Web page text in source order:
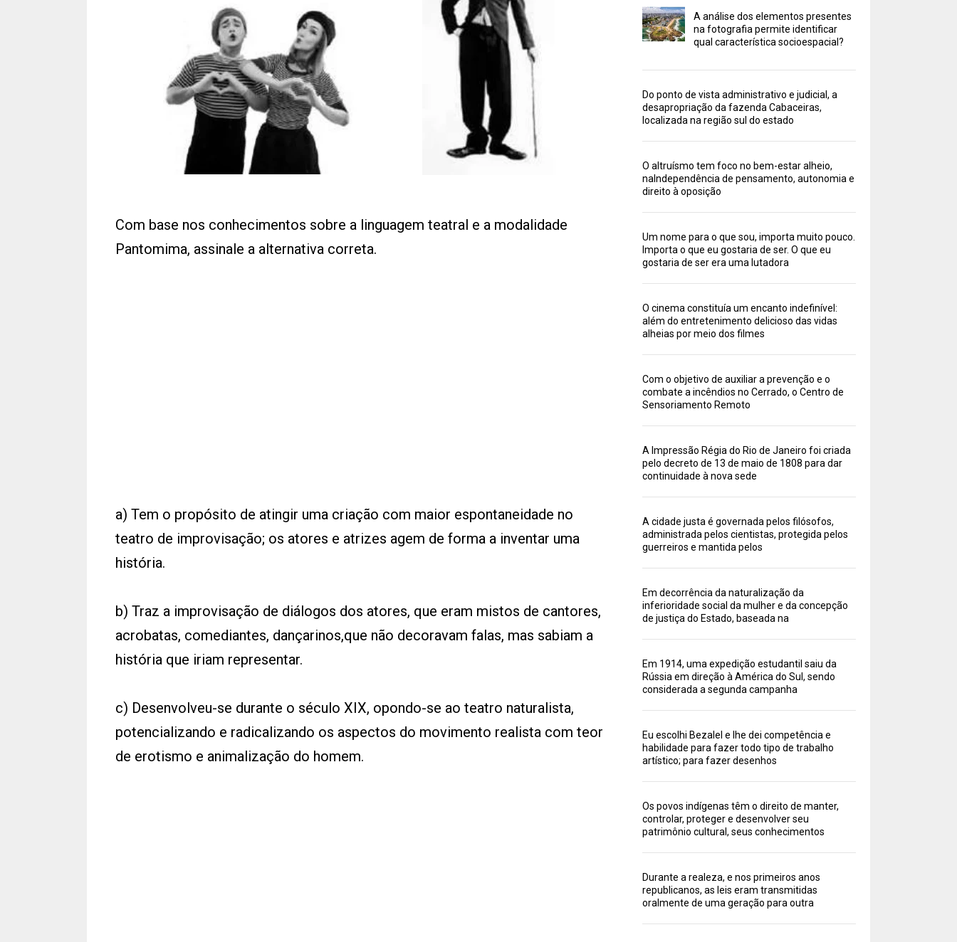
Com base nos conhecimentos sobre a linguagem teatral e a modalidade
Pantomima, assinale a alternativa correta.
a) Tem o propósito de atingir uma criação com maior espontaneidade no
teatro de improvisação; os atores e atrizes agem de forma a inventar uma
história.
b) Traz a improvisação de diálogos dos atores, que eram mistos de cantores,
acrobatas, comediantes, dançarinos,que não decoravam falas, mas sabiam a
história que iriam representar.
c) Desenvolveu-se durante o século XIX, opondo-se ao teatro naturalista,
potencializando e radicalizando os aspectos do movimento realista com teor
de erotismo e animalização do homem.
A análise dos elementos presentes
na fotografia permite identificar
qual característica socioespacial?
Do ponto de vista administrativo e judicial, a
desapropriação da fazenda Cabaceiras,
localizada na região sul do estado
O altruísmo tem foco no bem-estar alheio,
naIndependência de pensamento, autonomia e
direito à oposição
Um nome para o que sou, importa muito pouco.
Importa o que eu gostaria de ser. O que eu
gostaria de ser era uma lutadora
O cinema constituía um encanto indefinível:
além do entretenimento delicioso das vidas
alheias por meio dos filmes
Com o objetivo de auxiliar a prevenção e o
combate a incêndios no Cerrado, o Centro de
Sensoriamento Remoto
A Impressão Régia do Rio de Janeiro foi criada
pelo decreto de 13 de maio de 1808 para dar
continuidade à nova sede
A cidade justa é governada pelos filósofos,
administrada pelos cientistas, protegida pelos
guerreiros e mantida pelos
Em decorrência da naturalização da
inferioridade social da mulher e da concepção
de justiça do Estado, baseada na
Em 1914, uma expedição estudantil saiu da
Rússia em direção à América do Sul, sendo
considerada a segunda campanha
Eu escolhi Bezalel e lhe dei competência e
habilidade para fazer todo tipo de trabalho
artístico; para fazer desenhos
Os povos indígenas têm o direito de manter,
controlar, proteger e desenvolver seu
patrimônio cultural, seus conhecimentos
Durante a realeza, e nos primeiros anos
republicanos, as leis eram transmitidas
oralmente de uma geração para outra